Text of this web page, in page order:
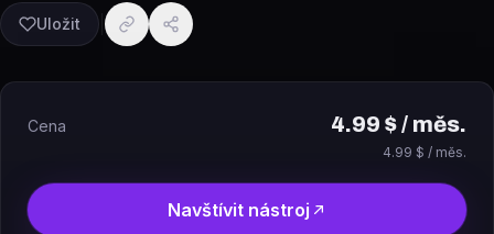
Uložit
Cena 4.99 $ / měs.
4.99 $ / měs.
Navštívit nástroj